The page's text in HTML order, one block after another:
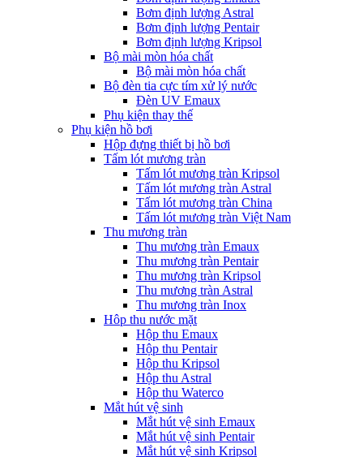
Bơm định lượng Astral
Bơm định lượng Pentair
Bơm định lượng Kripsol
Bộ mài mòn hóa chất
Bộ mài mòn hóa chất
Bộ đèn tia cực tím xử lý nước
Đèn UV Emaux
Phụ kiện thay thế
Phụ kiện hồ bơi
Hộp đựng thiết bị hồ bơi
Tấm lót mương tràn
Tấm lót mương tràn Kripsol
Tấm lót mương tràn Astral
Tấm lót mương tràn China
Tấm lót mương tràn Việt Nam
Thu mương tràn
Thu mương tràn Emaux
Thu mương tràn Pentair
Thu mương tràn Kripsol
Thu mương tràn Astral
Thu mương tràn Inox
Hôp thu nước mặt
Hộp thu Emaux
Hộp thu Pentair
Hộp thu Kripsol
Hộp thu Astral
Hộp thu Waterco
Mắt hút vệ sinh
Mắt hút vệ sinh Emaux
Mắt hút vệ sinh Pentair
Mắt hút vệ sinh Kripsol